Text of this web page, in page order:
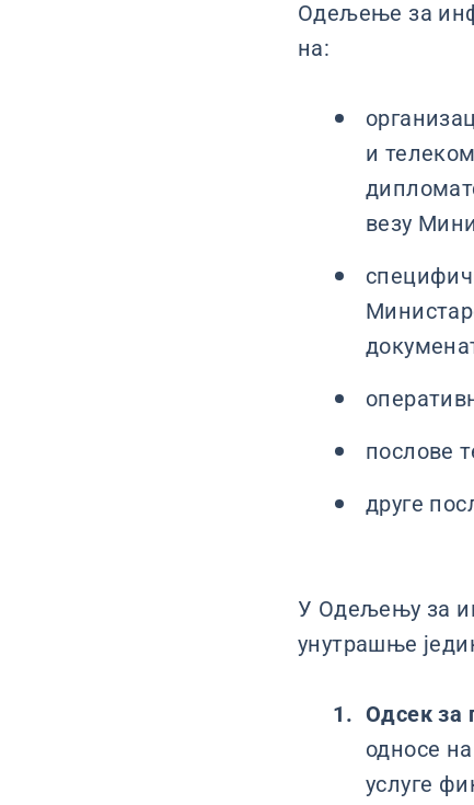
Одељење за
на:
и
везу
послове
друге
У Одељењу за
унутрашње
Одсек за
односе
услуге